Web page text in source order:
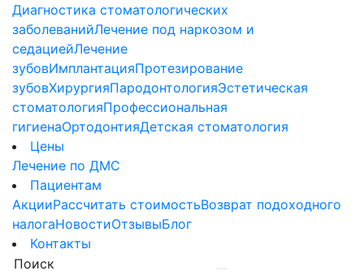
Диагностика стоматологических
заболеванийЛечение под наркозом и
седациейЛечение
зубовИмплантацияПротезирование
зубовХирургияПародонтологияЭстетическая
стоматологияПрофессиональная
гигиенаОртодонтияДетская стоматология
Цены
Лечение по ДМС
Пациентам
АкцииРассчитать стоимостьВозврат подоходного
налогаНовостиОтзывыБлог
Контакты